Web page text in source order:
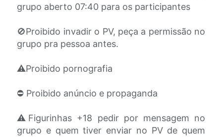
grupo aberto 07:40 para os participantes
🚫Proibido invadir o PV, peça a permissão no
grupo pra pessoa antes.
⚠️Proibido pornografia
⛔️ Proibido anúncio e propaganda
⚠️Figurinhas +18 pedir por mensagem no
grupo e quem tiver enviar no PV de quem